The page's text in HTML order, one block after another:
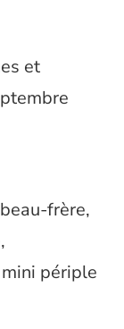
et
frère,
périple